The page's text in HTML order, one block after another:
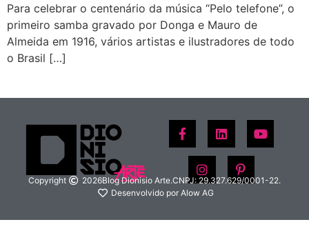
Para celebrar o centenário da música “Pelo telefone”, o
primeiro samba gravado por Donga e Mauro de
Almeida em 1916, vários artistas e ilustradores de todo
o Brasil […]
Copyright 2026Blog Dionisio Arte.CNPJ: 29.327.629/0001-22.
Desenvolvido por Alow AG